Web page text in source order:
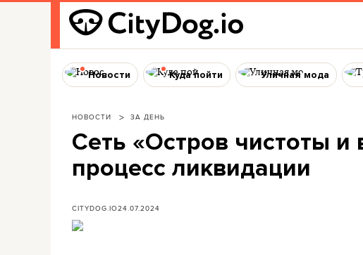
Новости Куда пойти Уличная мода
НОВОСТИ ЗА ДЕНЬ
Сеть «Остров чистоты и
процесс ликвидации
CITYDOG.IO24.07.2024